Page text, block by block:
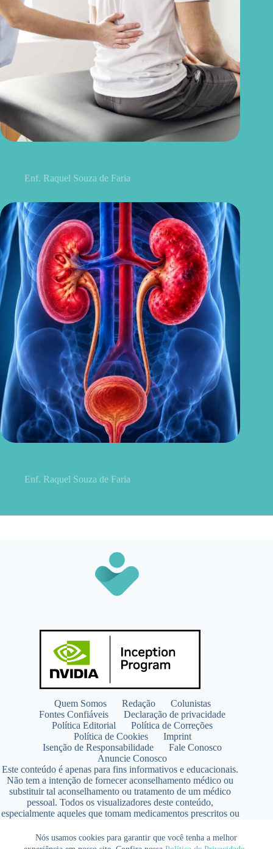
Nós usamos cookies para garantir que você tenha a melhor
Enf. Raquel Souza de Faria
Enf. Raquel Souza de Faria
Quem Somos Redação
Colunistas
Fontes Confiáveis
Declaração de privacidade
Política Editorial
Política de Correções
Política de Cookies
Imprint
Isenção de Responsabilidade
Fale Conosco
Anuncie Conosco
Este conteúdo é apenas para fins informativos e educacionais.
Não tem a intenção de fornecer aconselhamento médico ou
substituir tal aconselhamento ou tratamento de um médico
pessoal. Todos os visualizadores deste conteúdo,
especialmente aqueles que tomam medicamentos prescritos ou
qualquer programa de nutrição, suplementação ou estilo de
vida.